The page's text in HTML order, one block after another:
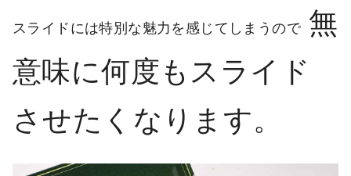
スライドには特別な魅力を感じてしまうので 無
意味に何度もスライド
させたくなります。